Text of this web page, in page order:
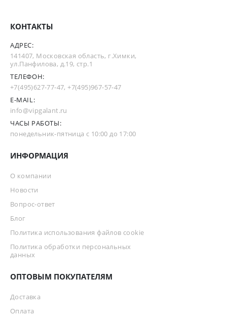
КОНТАКТЫ
АДРЕС:
141407, Московская область, г.Химки,
ул.Панфилова, д.19, стр.1
ТЕЛЕФОН:
+7(495)627-77-47,+7(495)967-57-47
E-MAIL:
info@vipgalant.ru
ЧАСЫ РАБОТЫ:
понедельник-пятница с 10:00 до 17:00
ИНФОРМАЦИЯ
О компании
Новости
Вопрос-ответ
Блог
Политика использования файлов cookie
Политика обработки персональных
данных
ОПТОВЫМ ПОКУПАТЕЛЯМ
Доставка
Оплата